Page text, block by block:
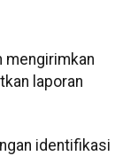
mengirimkan
laporan
identifikasi